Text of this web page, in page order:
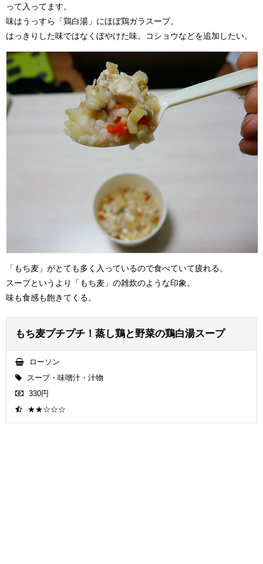
って入ってます。
味はうっすら「鶏白湯」にほぼ鶏ガラスープ。
はっきりした味ではなくぼやけた味。コショウなどを追加したい。
「もち麦」がとても多く入っているので食べていて疲れる。
スープというより「もち麦」の雑炊のような印象。
味も食感も飽きてくる。
もち麦プチプチ！蒸し鶏と野菜の鶏白湯スープ
ローソン
スープ・味噌汁・汁物
330円
★★☆☆☆